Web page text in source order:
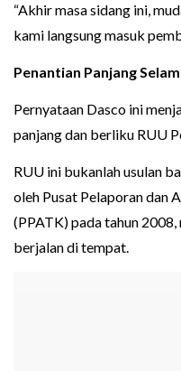
“Akhir masa sidang ini,
kami langsung masuk
Penantian Panjang
Pernyataan Dasco ini
panjang dan berliku RUU
RUU ini bukanlah usulan
oleh Pusat Pelaporan dan
(PPATK) pada tahun
berjalan di tempat.